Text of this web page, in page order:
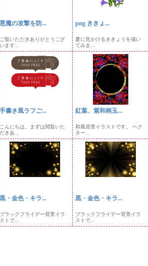
悪魔の攻撃を防...
ご覧いただきありがとうござ
います...
png ききょ...
夏に見かけるききょうを描い
てみま...
手書き風ラフご...
こんにちは。まずは閲覧いた
だきあ...
紅葉、紫和柄玉...
和風背景イラストです。 ベク
ター...
黒・金色・キラ...
ブラックフライデー背景イラ
ストで...
黒・金色・キラ...
ブラックフライデー背景イラ
ストで...